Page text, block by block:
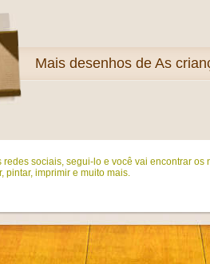
Mais desenhos de As
redes sociais, segui-lo e você vai encontrar os
pintar, imprimir e muito mais.